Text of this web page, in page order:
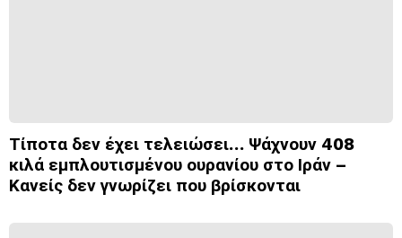
Τίποτα δεν έχει τελειώσει… Ψάχνουν 408
κιλά εμπλουτισμένου ουρανίου στο Ιράν –
Κανείς δεν γνωρίζει που βρίσκονται